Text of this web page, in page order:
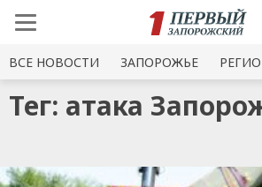
ВСЕ НОВОСТИ ЗАПОРОЖЬЕ
Тег: атака